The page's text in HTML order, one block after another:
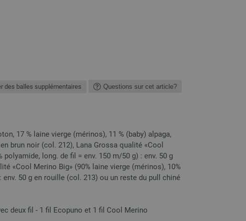
des balles supplémentaires Questions sur cet article?
17 % laine vierge (mérinos), 11 % (baby) alpaga,
brun noir (col. 212), Lana Grossa qualité «Cool
polyamide, long. de fil = env. 150 m/50 g) : env. 50 g
«Cool Merino Big» (90% laine vierge (mérinos), 10%
50 g en rouille (col. 213) ou un reste du pull chiné
deux fil - 1 fil Ecopuno et 1 fil Cool Merino